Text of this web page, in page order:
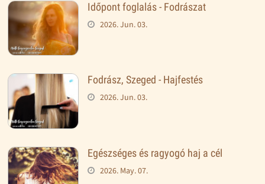
Időpont foglalás - Fodrászat
2026. Jun. 03.
Fodrász, Szeged - Hajfestés
2026. Jun. 03.
Egészséges és ragyogó haj a cél
2026. May. 07.